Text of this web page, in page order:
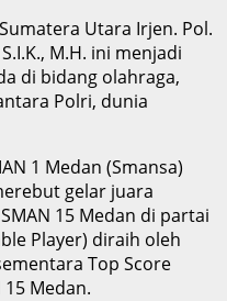
Utara Irjen. Pol.
M.H. ini menjadi
di bidang olahraga,
Polri, dunia
1 Medan (Smansa)
gelar juara
15 Medan di partai
Player) diraih oleh
Top Score
Medan.